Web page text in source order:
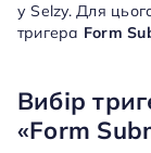
у Selzy. Для
тригера Form
Вибір
«Form